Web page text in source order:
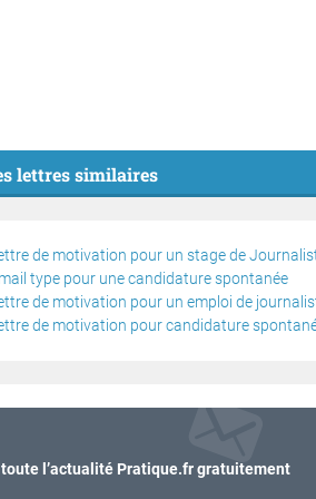
lettres similaires
de motivation pour un stage de
type pour une candidature spontanée
de motivation pour un emploi de
de motivation pour candidature
toute l’actualité Pratique.fr gratuitement